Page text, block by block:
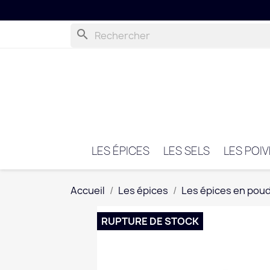
search
LES ÉPICES LES SELS LES
Accueil Les épices Les épices en
RUPTURE DE STOCK